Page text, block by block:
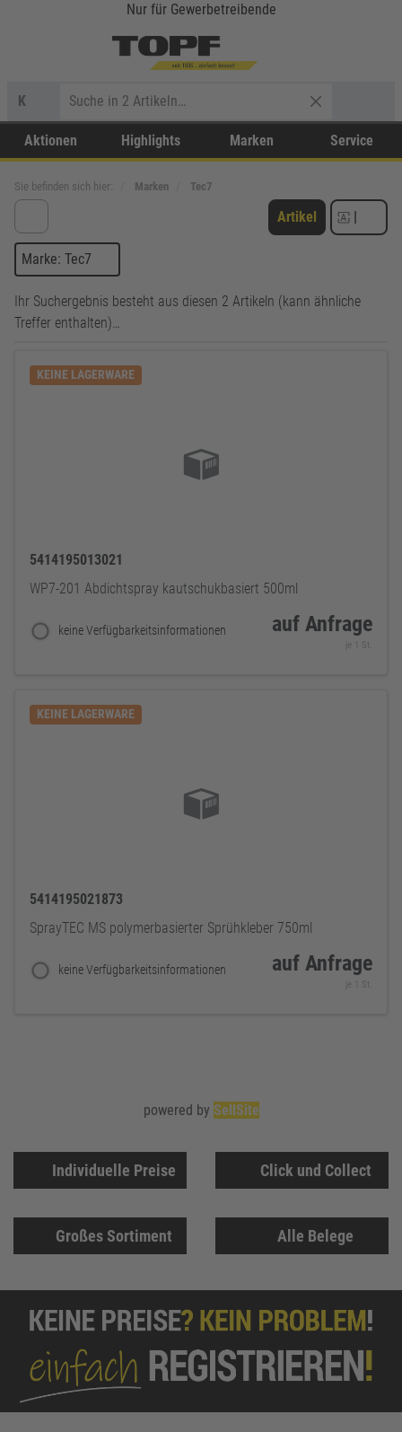
Nur für Gewerbetreibende
K
Aktionen Highlights Marken Service
Sie befinden sich hier: Marken Tec7
Artikel |
Marke: Tec7
Ihr Suchergebnis besteht aus diesen 2 Artikeln (kann ähnliche
Treffer enthalten)…
KEINE LAGERWARE
5414195013021
WP7-201 Abdichtspray kautschukbasiert 500ml
keine Verfügbarkeitsinformationen auf Anfrage
je 1 St.
KEINE LAGERWARE
5414195021873
SprayTEC MS polymerbasierter Sprühkleber 750ml
keine Verfügbarkeitsinformationen auf Anfrage
je 1 St.
Individuelle Preise Click und Collect
Großes Sortiment Alle Belege
powered by SellSite